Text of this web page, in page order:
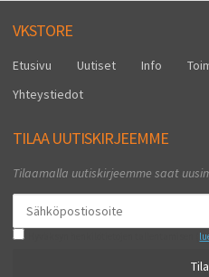
VKSTORE
Etusivu Uutiset Info
Yhteystiedot
TILAA UUTISKIRJEEMME
Tilaamalla uutiskirjeemme saat